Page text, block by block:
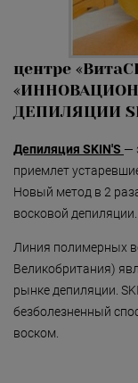
центре
ДЕПИЛЯЦИИ
Депиляция SKIN'S —
приемлет
Новый метод в 2
восковой депиляции.
Линия полимерных
Великобритания)
рынке депиляции.
безболезненный
воском.
«Detoxygene»
«Леди
«Коруги»
«Секрет Красоты»
«Гармония»
«Only for Men»
«Mirific»
«Мануальная
«Остеопатия»